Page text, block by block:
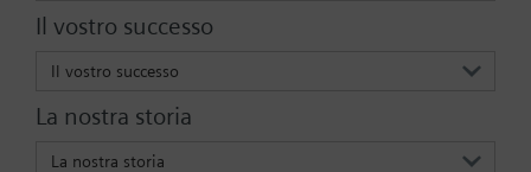
Il vostro successo
Il vostro successo
La nostra storia
La nostra storia